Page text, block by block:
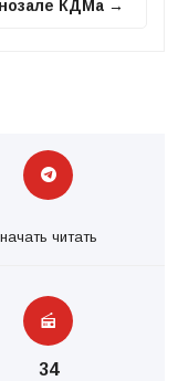
КДМа →
начать читать
34